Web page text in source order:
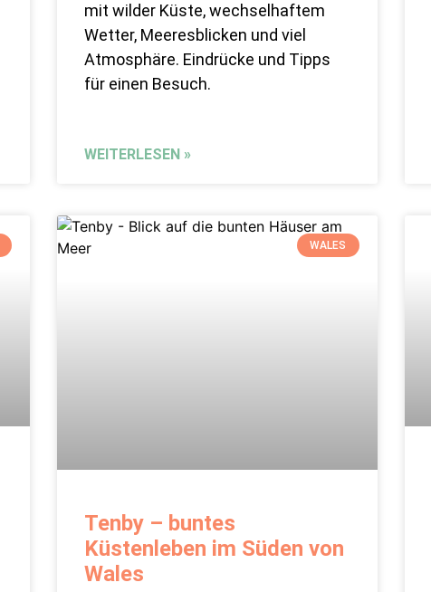
mit wilder Küste, wechselhaftem
Wetter, Meeresblicken und viel
Atmosphäre. Eindrücke und Tipps
für einen Besuch.
WEITERLESEN »
WALES
Tenby – buntes
Küstenleben im Süden von
Wales